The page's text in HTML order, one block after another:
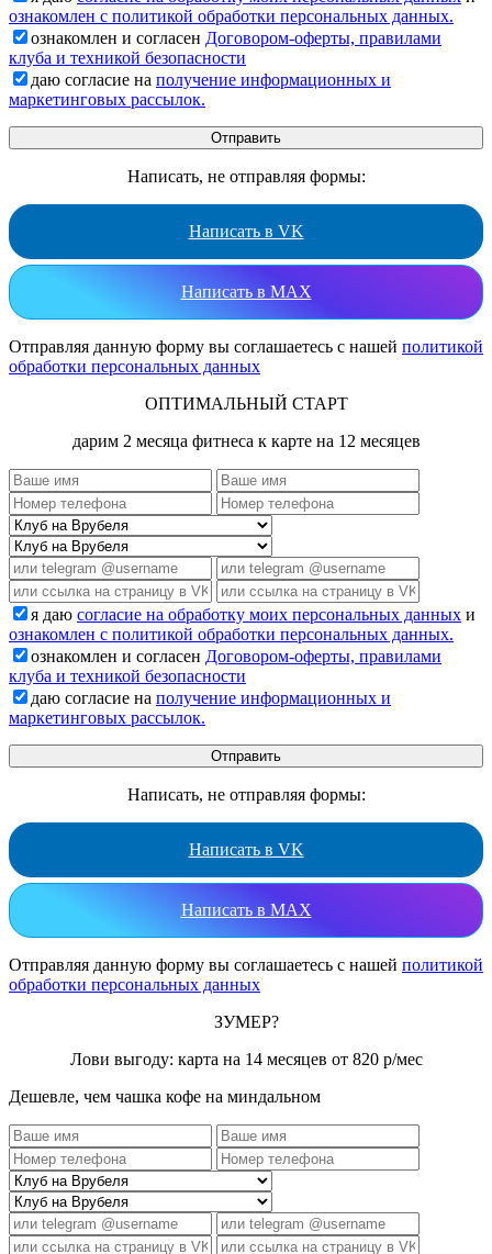
ознакомлен с политикой обработки персональных данных.
ознакомлен и согласен Договором-оферты, правилами
клуба и техникой безопасности
даю согласие на получение информационных и
маркетинговых рассылок.
Написать, не отправляя формы:
Написать в VK
Написать в MAX
Отправляя данную форму вы соглашаетесь с нашей политикой
обработки персональных данных
ОПТИМАЛЬНЫЙ СТАРТ
дарим 2 месяца фитнеса к карте на 12 месяцев
я даю согласие на обработку моих персональных данных и
ознакомлен с политикой обработки персональных данных.
ознакомлен и согласен Договором-оферты, правилами
клуба и техникой безопасности
даю согласие на получение информационных и
маркетинговых рассылок.
Написать, не отправляя формы:
Написать в VK
Написать в MAX
Отправляя данную форму вы соглашаетесь с нашей политикой
обработки персональных данных
ЗУМЕР?
Лови выгоду: карта на 14 месяцев от 820 р/мес
Дешевле, чем чашка кофе на миндальном